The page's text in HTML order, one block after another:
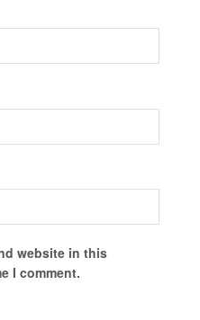
website in this
I comment.